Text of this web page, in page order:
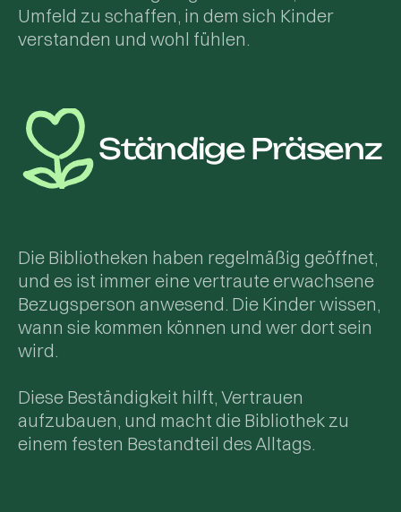
Umfeld zu schaffen, in dem sich Kinder
verstanden und wohl fühlen.
Ständige Präsenz
Die Bibliotheken haben regelmäßig geöffnet,
und es ist immer eine vertraute erwachsene
Bezugsperson anwesend. Die Kinder wissen,
wann sie kommen können und wer dort sein
wird.
Diese Beständigkeit hilft, Vertrauen
aufzubauen, und macht die Bibliothek zu
einem festen Bestandteil des Alltags.